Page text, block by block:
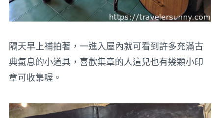
隔天早上補拍著，一進入屋內就可看到許多充滿古
典氣息的小道具，喜歡集章的人這兒也有幾顆小印
章可收集喔。